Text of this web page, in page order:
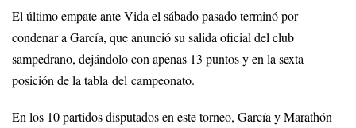
El último empate ante Vida el sábado pasado terminó por
condenar a García, que anunció su salida oficial del club
sampedrano, dejándolo con apenas 13 puntos y en la sexta
posición de la tabla del campeonato.
En los 10 partidos disputados en este torneo, García y Marathón